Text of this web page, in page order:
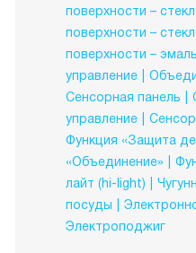
поверхности –
поверхности –
поверхности – эмаль
управление
Сенсорная панель
управление
Функция «Защита
«Объединение»
лайт (hi-light)
посуды
Электроподжиг